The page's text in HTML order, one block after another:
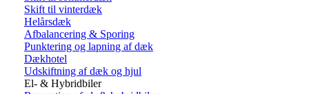
Skift til vinterdæk
Helårsdæk
Afbalancering & Sporing
Punktering og lapning af dæk
Dækhotel
Udskiftning af dæk og hjul
El- & Hybridbiler